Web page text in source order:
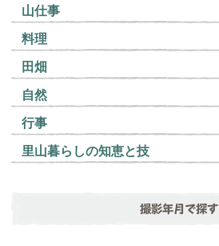
山仕事
料理
田畑
自然
行事
里山暮らしの知恵と技
撮影年月で探す